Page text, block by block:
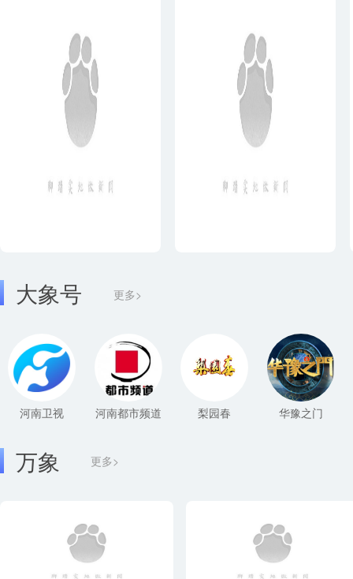
大象号 更多>
河南卫视 河南都市频道 梨园春 华豫之门
更多>
万象